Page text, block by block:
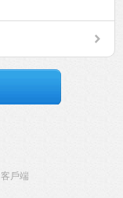
客戶端